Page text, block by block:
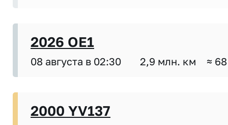
2026 OE1
08 августа в 02:30 2,9 млн. км ≈
2000 YV137